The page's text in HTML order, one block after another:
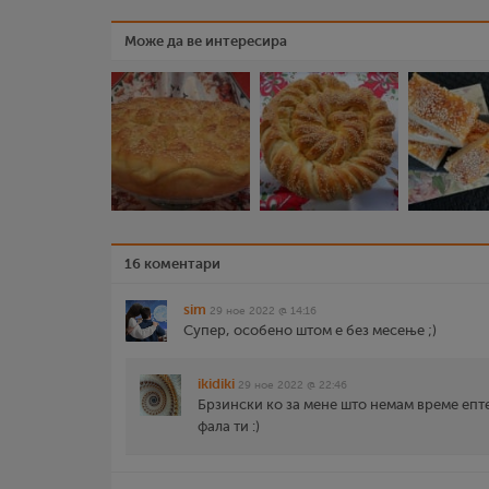
Може да ве интересира
16 коментари
sim 29 ное 2022 @ 14:16
Супер, особено штом е без месење ;)
ikidiki 29 ное 2022 @ 22:46
Брзински ко за мене што немам време
фала ти :)